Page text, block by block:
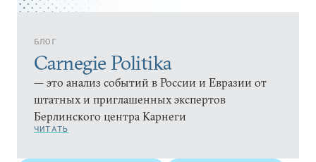
БЛОГ
Carnegie Politika
— это анализ событий в России и Евразии от
штатных и приглашенных экспертов
Берлинского центра Карнеги
ЧИТАТЬ